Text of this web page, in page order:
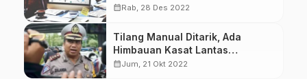
calendar_monthRab, 28 Des 2022
Tilang Manual Ditarik, Ada
Himbauan Kasat Lantas
Polrestabes Makassar
calendar_monthJum, 21 Okt 2022